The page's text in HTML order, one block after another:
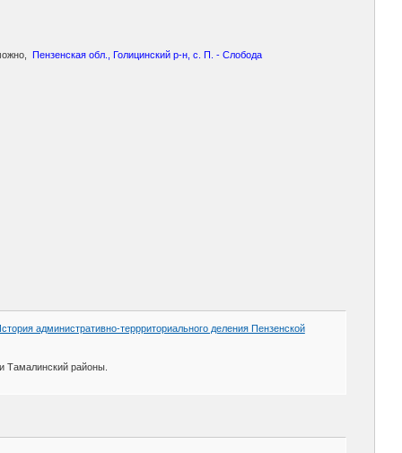
Пензенская обл., Голицинский р-н, с. П. - Слобода
административно-террриториального деления Пензенской
Тамалинский районы.